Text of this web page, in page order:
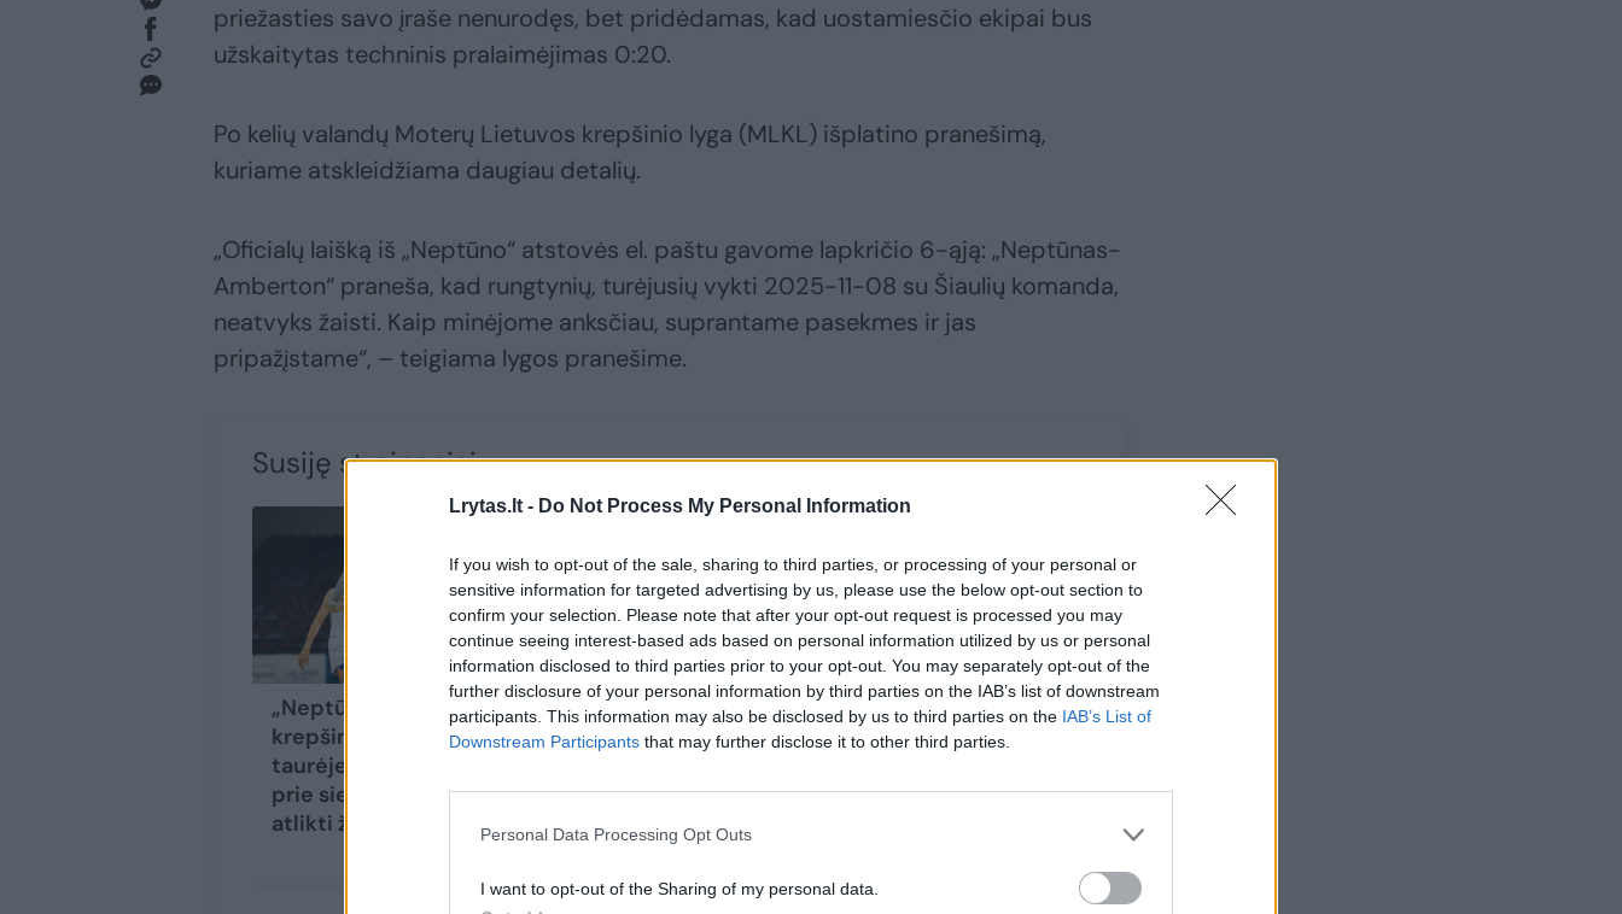
Lrytas.lt - Do Not Process My Personal Information
If you wish to opt-out of the sale, sharing to third parties, or processing of your personal or
sensitive information for targeted advertising by us, please use the below opt-out section to
confirm your selection. Please note that after your opt-out request is processed you may
continue seeing interest-based ads based on personal information utilized by us or personal
information disclosed to third parties prior to your opt-out. You may separately opt-out of the
further disclosure of your personal information by third parties on the IAB’s list of downstream
participants. This information may also be disclosed by us to third parties on the IAB’s List of
Downstream Participants that may further disclose it to other third parties.
Personal Data Processing Opt Outs
I want to opt-out of the Sharing of my personal data.
priežasties savo įraše nenurodęs, bet pridėdamas, kad uostamiesčio ekipai bus
užskaitytas techninis pralaimėjimas 0:20.
Po kelių valandų Moterų Lietuvos krepšinio lyga (MLKL) išplatino pranešimą,
kuriame atskleidžiama daugiau detalių.
„Oficialų laišką iš „Neptūno“ atstovės el. paštu gavome lapkričio 6-ąją: „Neptūnas-
Amberton“ praneša, kad rungtynių, turėjusių vykti 2025-11-08 su Šiaulių komanda,
neatvyks žaisti. Kaip minėjome anksčiau, suprantame pasekmes ir jas
pripažįstame“, – teigiama lygos pranešime.
Susiję straipsniai
„Neptūno“
krepšininkės Europos
taurėje priremtos
prie sienos – turės
atlikti žygdarbį
„Kibirkštis“ Europos
taurėje Kosovo klubą
skirtumu
Paskelbta moterų
rinktinės sudėtis EČ